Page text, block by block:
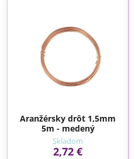
Aranžérsky drôt 1,5mm
5m - medený
Skladom
2,72 €